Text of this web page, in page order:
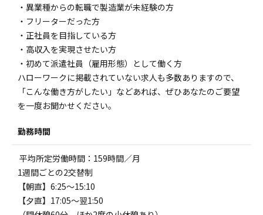
・異業種からの転職で製造業が未経験の方
・フリーターだった方
・正社員を目指している方
・高収入を実現させたい方
・初めて派遣社員（雇用形態）として働く方
ハローワークに掲載されていない求人も多数ありますので、
「こんな働き方がしたい」などあれば、ぜひあなたのご要望
を一度お聞かせください。
勤務時間
平均所定労働時間：159時間／月
1週間ごとの2交替制
【朝直】6:25～15:10
【夕直】17:05～翌1:50